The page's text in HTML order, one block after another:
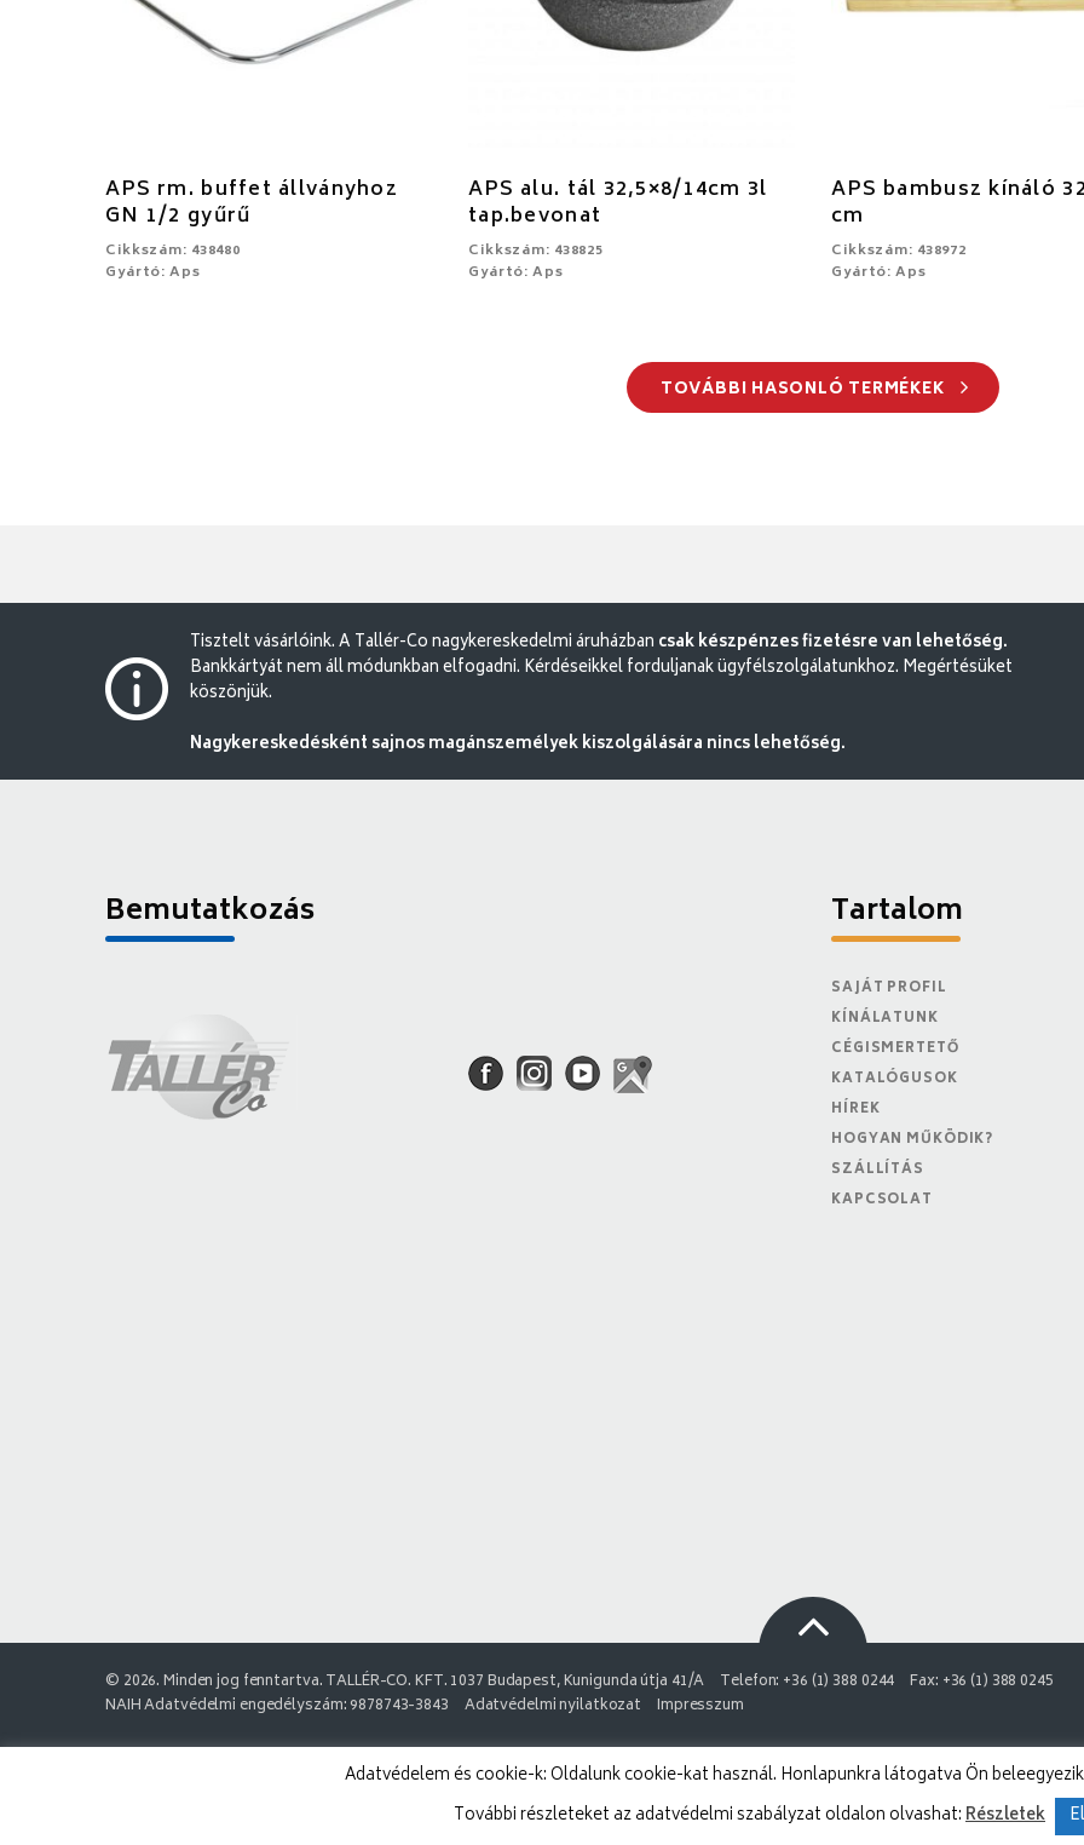
APS rm. buffet állványhoz
GN 1/2 gyűrű
Cikkszám: 438480
Gyártó: Aps
APS alu. tál 32,5×8/14cm 3l
tap.bevonat
Cikkszám: 438825
Gyártó: Aps
APS bambusz kínáló
cm
Cikkszám: 438972
Gyártó: Aps
TOVÁBBI HASONLÓ TERMÉKEK
Tisztelt vásárlóink. A Tallér-Co nagykereskedelmi áruházban csak készpénzes fizetésre van lehetőség.
Bankkártyát nem áll módunkban elfogadni. Kérdéseikkel forduljanak ügyfélszolgálatunkhoz. Megértésüket
köszönjük.
Nagykereskedésként sajnos magánszemélyek kiszolgálására nincs lehetőség.
Bemutatkozás Tartalom
SAJÁT PROFIL
KÍNÁLATUNK
CÉGISMERTETŐ
KATALÓGUSOK
HÍREK
HOGYAN MŰKÖDIK?
SZÁLLÍTÁS
KAPCSOLAT
© 2026. Minden jog fenntartva. TALLÉR-CO. KFT. 1037 Budapest, Kunigunda útja 41/A Telefon: +36 (1) 388 0244
Fax: +36 (1) 388 0245
NAIH Adatvédelmi engedélyszám: 9878743-3843
Adatvédelmi nyilatkozat Impresszum
Adatvédelem és cookie-k: Oldalunk cookie-kat használ. Honlapunkra látogatva Ön
További részleteket az adatvédelmi szabályzat oldalon olvashat:Részletek